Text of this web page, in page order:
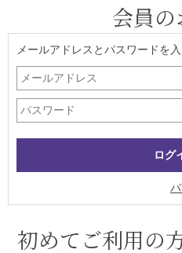
会員
メールアドレスとパスワードを
初めてご利用の